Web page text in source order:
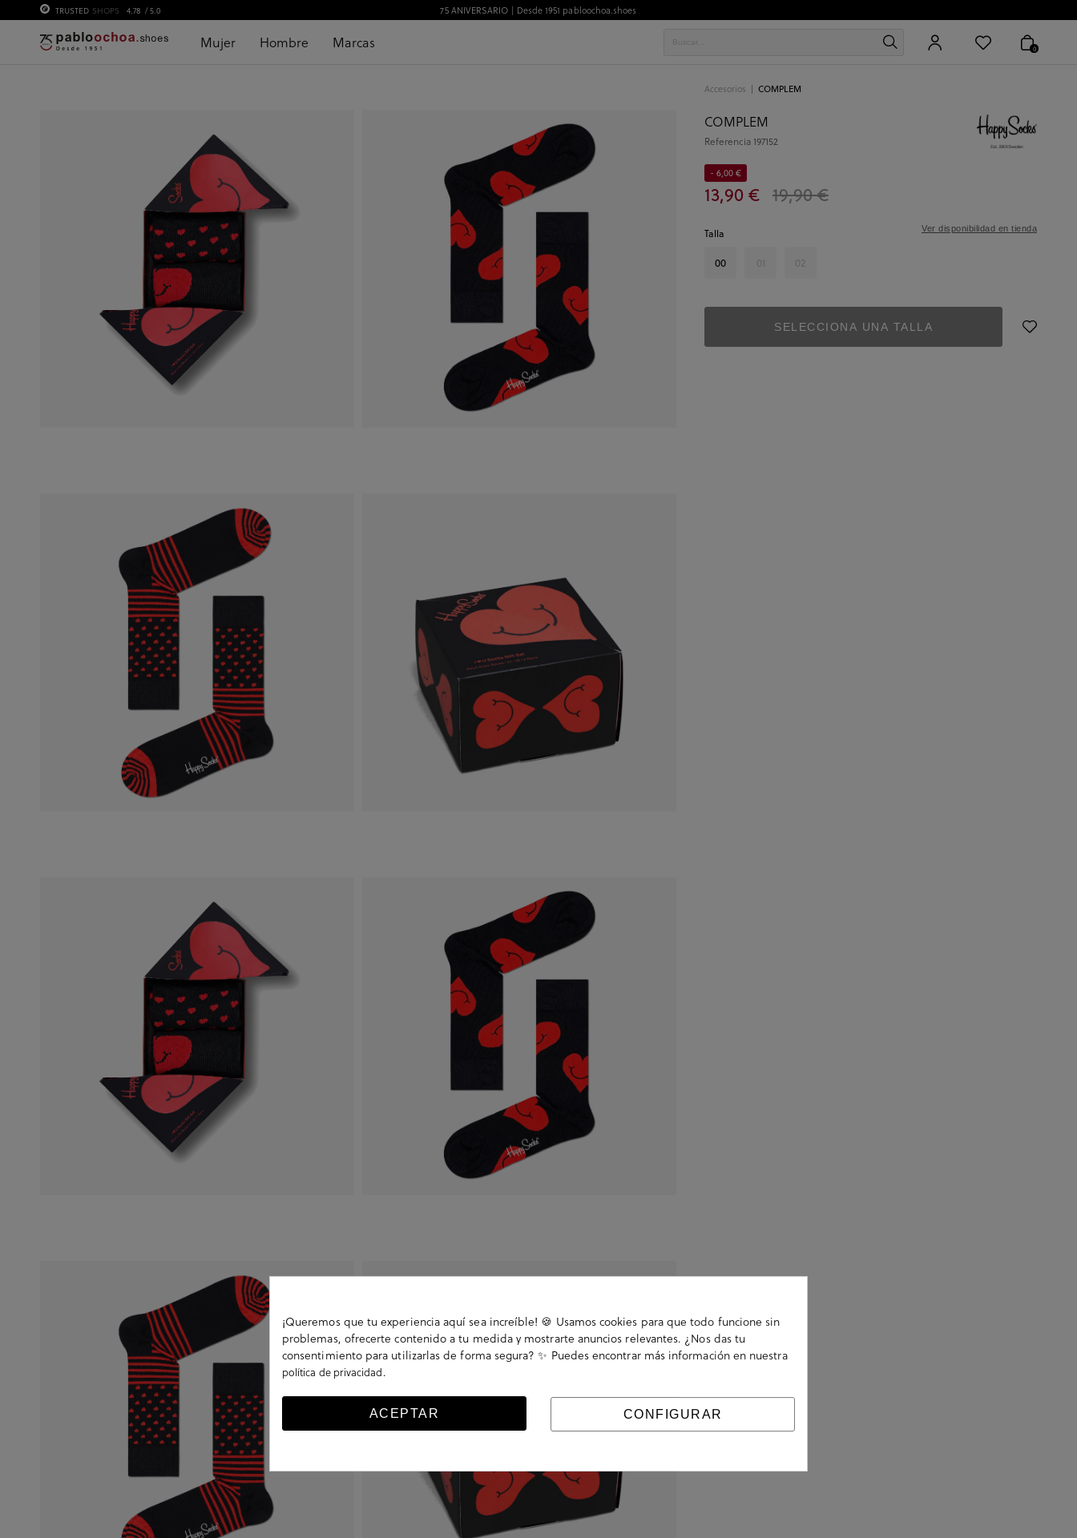
TRUSTED SHOPS 4.78 / 5.0 75 ANIVERSARIO | Desde 1951 pabloochoa.shoes
Mujer Hombre Marcas 0
Accesorios COMPLEM
COMPLEM
Referencia 197152
13,90 € 19,90 €
- 6,00 €
Talla
00 01 02
Ver disponibilidad en tienda
SELECCIONA UNA TALLA
¡Queremos que tu experiencia aquí sea increíble! 🍪 Usamos cookies para que todo funcione sin
problemas, ofrecerte contenido a tu medida y mostrarte anuncios relevantes. ¿Nos das tu
consentimiento para utilizarlas de forma segura? ✨ Puedes encontrar más información en nuestra
política de privacidad.
ACEPTAR CONFIGURAR